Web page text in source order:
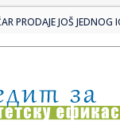
PRODAJE JOŠ
mučan rastanak